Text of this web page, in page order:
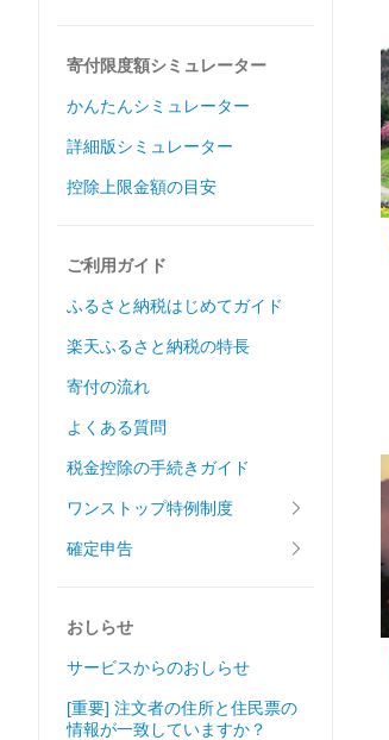
寄付限度額シミュレーター
かんたんシミュレーター
詳細版シミュレーター
控除上限金額の目安
ご利用ガイド
ふるさと納税はじめてガイド
楽天ふるさと納税の特長
寄付の流れ
よくある質問
税金控除の手続きガイド
ワンストップ特例制度
確定申告
おしらせ
サービスからのおしらせ
[重要] 注文者の住所と住民票の
情報が一致していますか？